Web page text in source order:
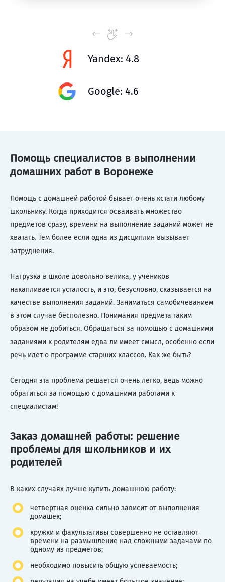
Yandex: 4.8
Google: 4.6
Помощь специалистов в выполнении
домашних работ в Воронеже
Помощь с домашней работой бывает очень кстати любому
школьнику. Когда приходится осваивать множество
предметов сразу, времени на выполнение заданий может не
хватать. Тем более если одна из дисциплин вызывает
затруднения.
Нагрузка в школе довольно велика, у учеников
накапливается усталость, и это, безусловно, сказывается на
качестве выполнения заданий. Заниматься самобичеванием
в этом случае бесполезно. Понимания предмета таким
образом не добиться. Обращаться за помощью с домашними
заданиями к родителям едва ли имеет смысл, особенно если
речь идет о программе старших классов. Как же быть?
Сегодня эта проблема решается очень легко, ведь можно
обратиться за помощью с домашними работами к
специалистам!
Заказ домашней работы: решение
проблемы для школьников и их
родителей
В каких случаях лучше купить домашнюю работу:
четвертная оценка сильно зависит от выполнения
домашек;
кружки и факультативы совершенно не оставляют
времени на размышление над сложными задачами по
одному из предметов;
необходимо повысить общую успеваемость;